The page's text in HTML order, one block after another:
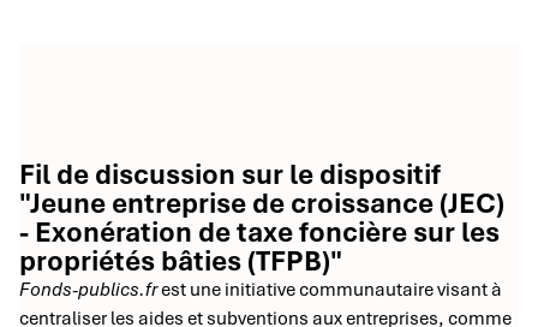
Fil de discussion sur le dispositif
"Jeune entreprise de croissance (JEC)
- Exonération de taxe foncière sur les
propriétés bâties (TFPB)"
Fonds-publics.frest une initiative communautaire visant à
centraliser les aides et subventions aux entreprises, comme